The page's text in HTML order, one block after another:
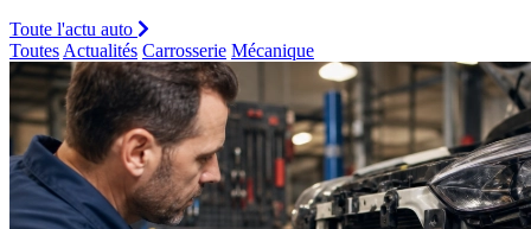
Toute l'actu auto
Toutes Actualités Carrosserie Mécanique